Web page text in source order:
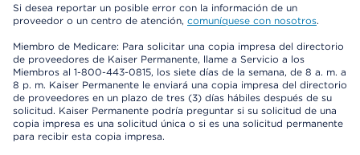
Si desea reportar un posible error con la información de un
proveedor o un centro de atención, comuníquese con nosotros.
Miembro de Medicare: Para solicitar una copia impresa del directorio
de proveedores de Kaiser Permanente, llame a Servicio a los
Miembros al 1-800-443-0815, los siete días de la semana, de 8 a. m. a
8 p. m. Kaiser Permanente le enviará una copia impresa del directorio
de proveedores en un plazo de tres (3) días hábiles después de su
solicitud. Kaiser Permanente podría preguntar si su solicitud de una
copia impresa es una solicitud única o si es una solicitud permanente
para recibir esta copia impresa.